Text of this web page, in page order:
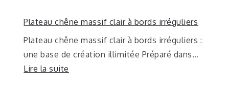
Plateau chêne massif clair à bords irréguliers
Plateau chêne massif clair à bords irréguliers :
une base de création illimitée Préparé dans…
Lire la suite